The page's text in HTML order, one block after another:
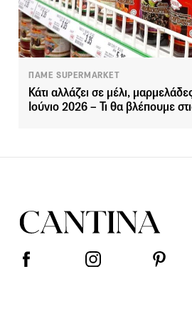
ΠΑΜΕ SUPERMARKET
Κάτι αλλάζει σε μέλι,
Ιούνιο 2026 – Τι θα βλέπουμε